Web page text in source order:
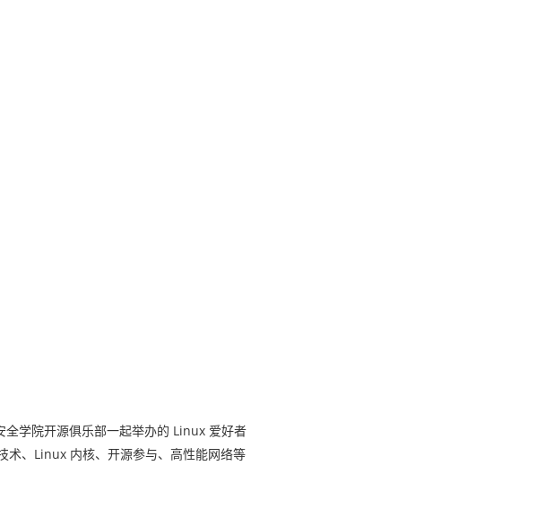
学院开源俱乐部一起举办的 Linux 爱好者
术、Linux 内核、开源参与、高性能网络等